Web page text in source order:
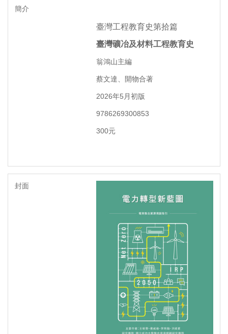
臺灣工程教育史第拾篇
臺灣礦冶及材料工程教育史
翁鴻山主編
蔡文達、開物合著
2026年5月初版
9786269300853
300元